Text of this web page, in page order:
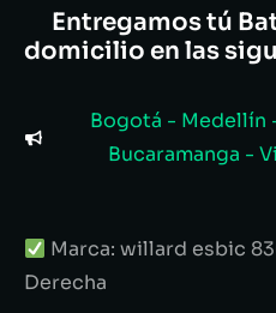
Entregamos tú
domicilio en las
Bogotá - Medellín
Bucaramanga -
Marca: willard esbic
Derecha